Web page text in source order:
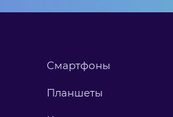
Смартфоны
Планшеты